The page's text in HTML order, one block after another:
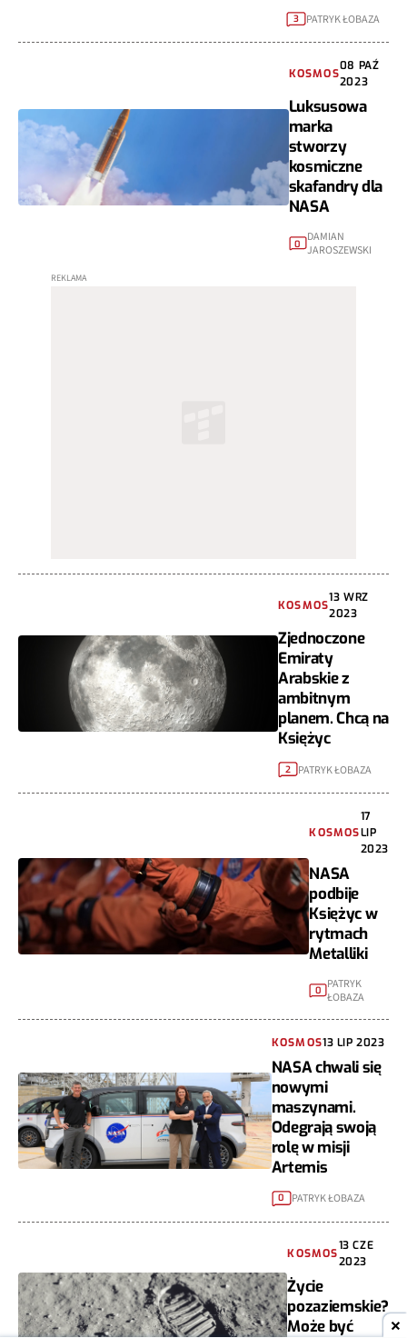
3 PATRYK ŁOBAZA
KOSMOS
08 PAŹ
2023
Luksusowa
marka
stworzy
kosmiczne
skafandry dla
NASA
0 DAMIAN
JAROSZEWSKI
KOSMOS
13 WRZ
2023
Zjednoczone
Emiraty
Arabskie z
ambitnym
planem. Chcą na
Księżyc
2 PATRYK ŁOBAZA
KOSMOS
17
LIP
2023
NASA
podbije
Księżyc w
rytmach
Metalliki
0
PATRYK
ŁOBAZA
KOSMOS13 LIP 2023
NASA chwali się
nowymi
maszynami.
Odegrają swoją
rolę w misji
Artemis
0 PATRYK ŁOBAZA
KOSMOS
13 CZE
2023
Życie
pozaziemskie?
Może być